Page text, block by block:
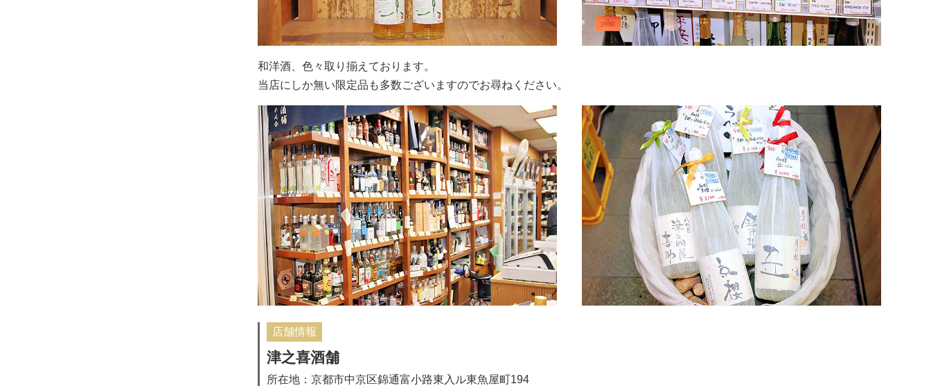
和洋酒、色々取り揃えております。
当店にしか無い限定品も多数ございますのでお尋ねください。
店舗情報
津之喜酒舗
所在地：京都市中京区錦通富小路東入ル東魚屋町194